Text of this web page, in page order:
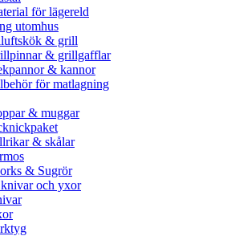
för lägereld
utomhus
& grill
& grillgafflar
& kannor
för matlagning
& muggar
& skålar
& Sugrör
och yxor